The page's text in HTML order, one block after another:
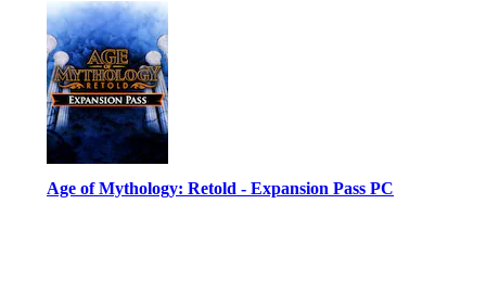
Age of Mythology: Retold - Expansion Pass PC